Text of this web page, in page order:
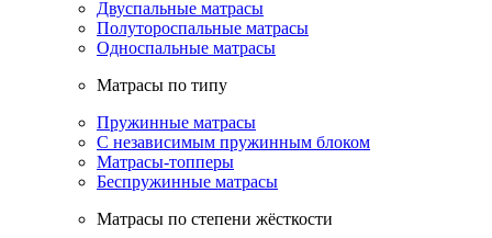
Двуспальные матрасы
Полутороспальные матрасы
Односпальные матрасы
Матрасы по типу
Пружинные матрасы
С независимым пружинным блоком
Матрасы-топперы
Беспружинные матрасы
Матрасы по степени жёсткости